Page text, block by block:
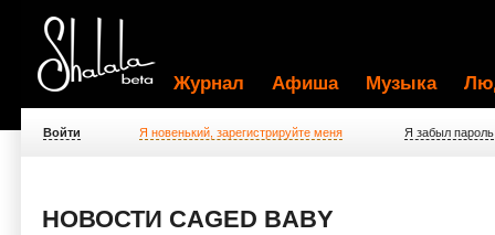
Журнал Афиша Музыка
Войти Я новенький, зарегистрируйте меня Я забыл пароль
НОВОСТИ CAGED BABY